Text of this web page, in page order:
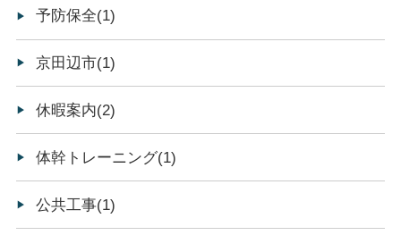
予防保全(1)
京田辺市(1)
休暇案内(2)
体幹トレーニング(1)
公共工事(1)